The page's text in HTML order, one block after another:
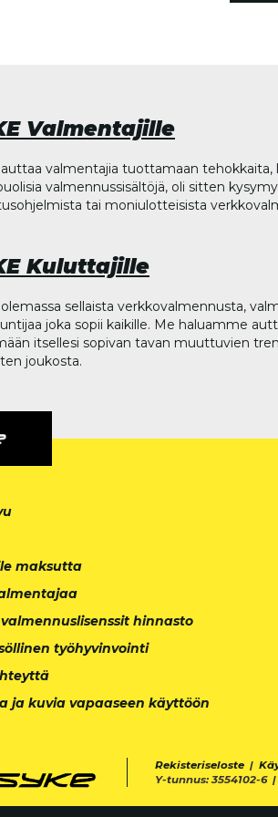
Valmentajille
auttaa valmentajia tuottamaan tehokkaita,
valmennussisältöjä, oli sitten
tai moniulotteisista
Kuluttajille
olemassa sellaista verkkovalmennusta,
joka sopii kaikille. Me haluamme
itsellesi sopivan tavan muuttuvien
joukosta.
maksutta
valmennuslisenssit hinnasto
työhyvinvointi
ja kuvia vapaaseen käyttöön
Rekisteriseloste |
Y-tunnus: 3554102-6